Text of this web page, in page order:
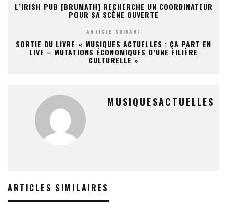
L’IRISH PUB [BRUMATH] RECHERCHE UN COORDINATEUR
POUR SA SCÈNE OUVERTE
ARTICLE SUIVANT
SORTIE DU LIVRE « MUSIQUES ACTUELLES : ÇA PART EN
LIVE – MUTATIONS ÉCONOMIQUES D’UNE FILIÈRE
CULTURELLE »
MUSIQUESACTUELLES
ARTICLES SIMILAIRES